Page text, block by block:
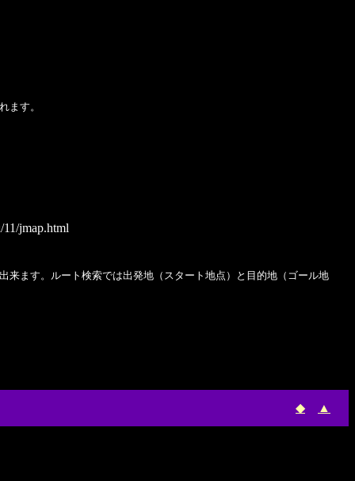
ます。
jmap.html
来ます。ルート検索では出発地（スタート地点）と目的地（ゴール地
◆ ▲